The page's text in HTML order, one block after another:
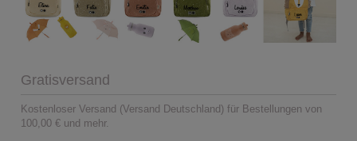
Gratisversand
Kostenloser Versand (Versand Deutschland) für Bestellungen von
100,00 € und mehr.